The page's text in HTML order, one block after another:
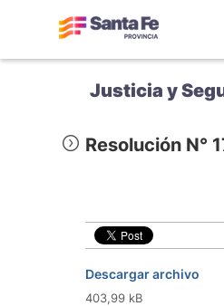
Justicia y
Resolución N°
Descargar archivo
403,99 kB